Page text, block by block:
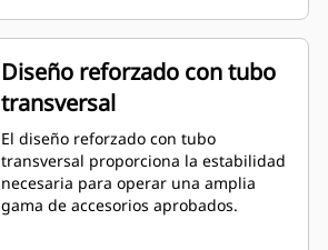
Diseño reforzado con tubo
transversal
El diseño reforzado con tubo
transversal proporciona la estabilidad
necesaria para operar una amplia
gama de accesorios aprobados.